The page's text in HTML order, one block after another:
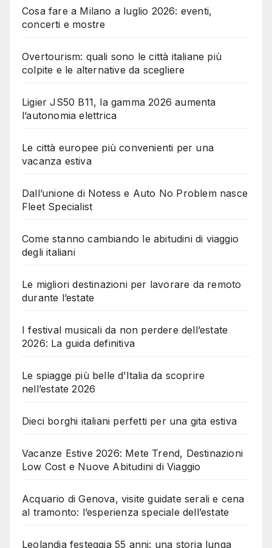
Cosa fare a Milano a luglio 2026: eventi,
concerti e mostre
Overtourism: quali sono le città italiane più
colpite e le alternative da scegliere
Ligier JS50 B11, la gamma 2026 aumenta
l’autonomia elettrica
Le città europee più convenienti per una
vacanza estiva
Dall’unione di Notess e Auto No Problem nasce
Fleet Specialist
Come stanno cambiando le abitudini di viaggio
degli italiani
Le migliori destinazioni per lavorare da remoto
durante l’estate
I festival musicali da non perdere dell’estate
2026: La guida definitiva
Le spiagge più belle d’Italia da scoprire
nell’estate 2026
Dieci borghi italiani perfetti per una gita estiva
Vacanze Estive 2026: Mete Trend, Destinazioni
Low Cost e Nuove Abitudini di Viaggio
Acquario di Genova, visite guidate serali e cena
al tramonto: l’esperienza speciale dell’estate
Leolandia festeggia 55 anni: una storia lunga